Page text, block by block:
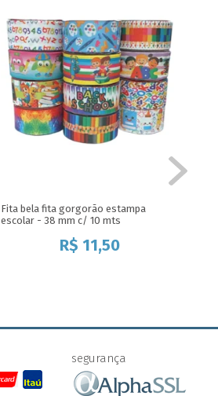
Fita bela fita gorgorão estampa
escolar - 38 mm c/ 10 mts
R$ 11,50
segurança